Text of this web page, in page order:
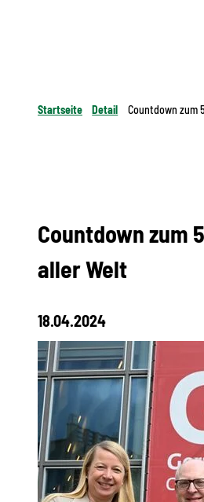
Startseite Detail
Countdown zum
Countdown zum
aller Welt
18.04.2024